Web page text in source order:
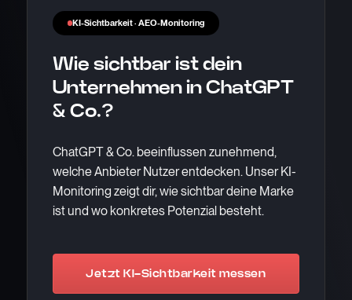
KI-Sichtbarkeit · AEO-Monitoring
Wie sichtbar ist dein
Unternehmen in ChatGPT
& Co.?
ChatGPT & Co. beeinflussen zunehmend,
welche Anbieter Nutzer entdecken. Unser KI-
Monitoring zeigt dir, wie sichtbar deine Marke
ist und wo konkretes Potenzial besteht.
Jetzt KI-Sichtbarkeit messen